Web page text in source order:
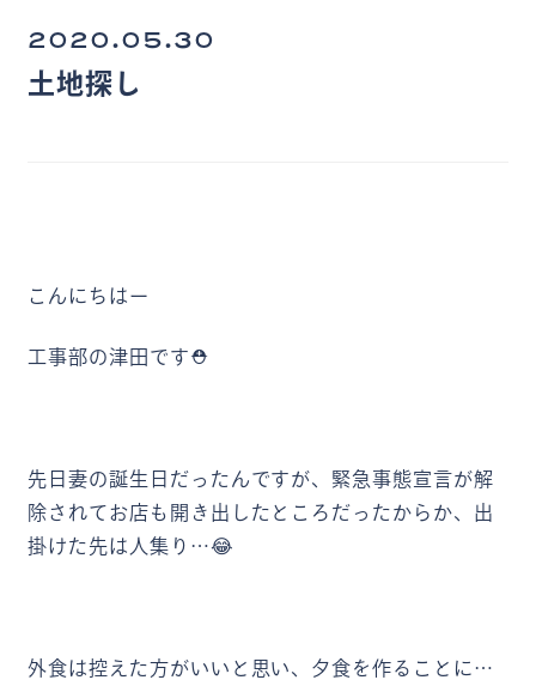
土地探し
2020.05.30
こんにちはー
工事部の津田です⛑
先日妻の誕生日だったんですが、緊急事態宣言が解
除されてお店も開き出したところだったからか、出
掛けた先は人集り…😂
外食は控えた方がいいと思い、夕食を作ることに…